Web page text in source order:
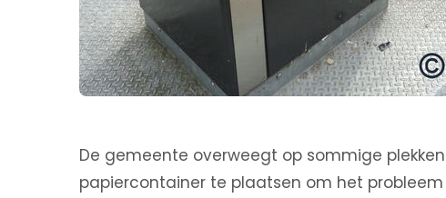
De gemeente overweegt op sommige
papiercontainer te plaatsen om het